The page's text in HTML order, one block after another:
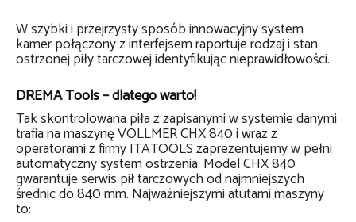
W szybki i przejrzysty sposób innowacyjny system
kamer połączony z interfejsem raportuje rodzaj i stan
ostrzonej piły tarczowej identyfikując nieprawidłowości.
DREMA Tools – dlatego warto!
Tak skontrolowana piła z zapisanymi w systemie danymi
trafia na maszynę VOLLMER CHX 840 i wraz z
operatorami z firmy ITATOOLS zaprezentujemy w pełni
automatyczny system ostrzenia. Model CHX 840
gwarantuje serwis pił tarczowych od najmniejszych
średnic do 840 mm. Najważniejszymi atutami maszyny
to: